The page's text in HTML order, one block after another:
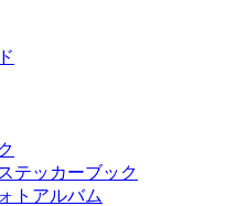
テッカーブック
トアルバム